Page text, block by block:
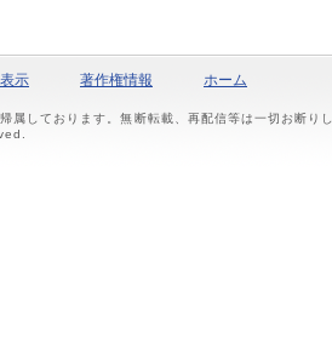
示 著作権情報 ホーム
しております。無断転載、再配信等は一切お断りし